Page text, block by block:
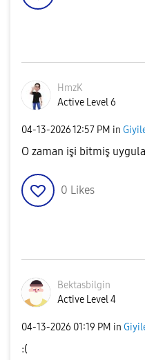
HmzK
Active Level 6
‎04-13-202612:57 PM in
O zaman işi bitmiş
0 Likes
Bektasbilgin
Active Level 4
‎04-13-2026 01:19 PM in
:(